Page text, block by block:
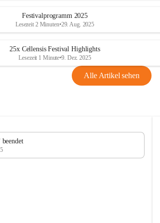
Festivalprogramm 2025
Lesezeit 2 Minuten•29. Aug. 2025
25x Cellensis Festival Highlights
Lesezeit 1 Minute•9. Dez. 2025
Alle Artikel sehen